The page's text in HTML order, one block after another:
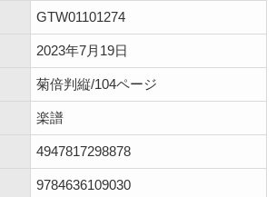
GTW01101274
2023年7月19日
菊倍判縦/104ページ
楽譜
4947817298878
9784636109030